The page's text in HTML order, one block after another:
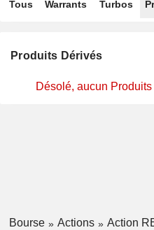
Tous Warrants Turbos
Produits Dérivés
Désolé, aucun
Bourse Actions
Action